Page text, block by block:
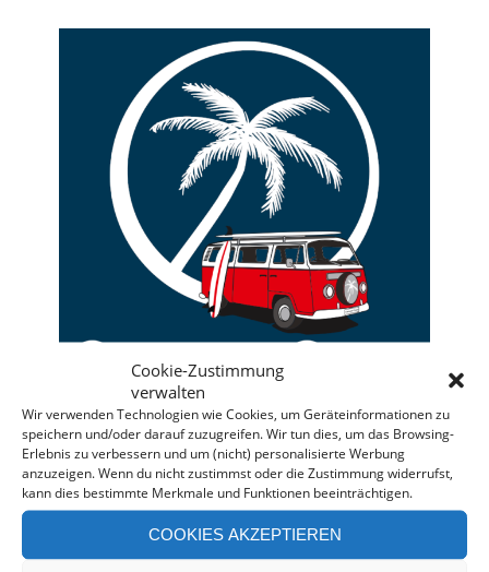
Cookie-Zustimmung
verwalten
Wir verwenden Technologien wie Cookies, um Geräteinformationen zu
speichern und/oder darauf zuzugreifen. Wir tun dies, um das Browsing-
Erlebnis zu verbessern und um (nicht) personalisierte Werbung
anzuzeigen. Wenn du nicht zustimmst oder die Zustimmung widerrufst,
kann dies bestimmte Merkmale und Funktionen beeinträchtigen.
COOKIES AKZEPTIEREN
Deine individuelle Beratung bei der Campermiete
in Deutschland und Europa.
Bei einer Anfrage über diesen Banner erhältst Du
automatisch einenRabatt!*